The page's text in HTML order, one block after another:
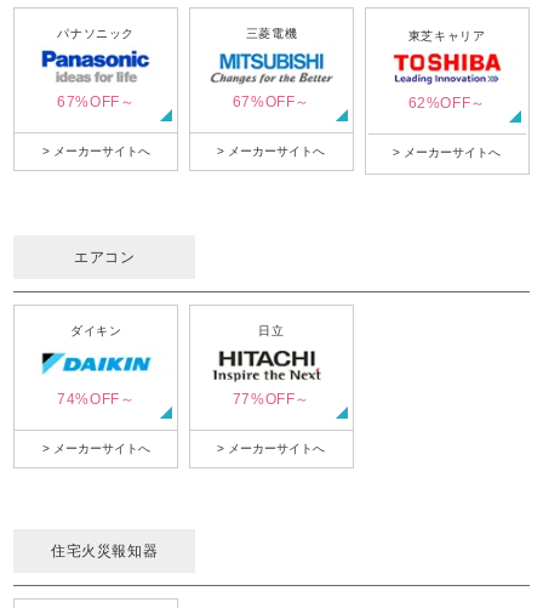
パナソニック
67%OFF～
> メーカーサイトへ
三菱電機
67%OFF～
> メーカーサイトへ
東芝キャリア
62%OFF～
> メーカーサイトへ
エアコン
ダイキン
74%OFF～
> メーカーサイトへ
日立
77%OFF～
> メーカーサイトへ
住宅火災報知器